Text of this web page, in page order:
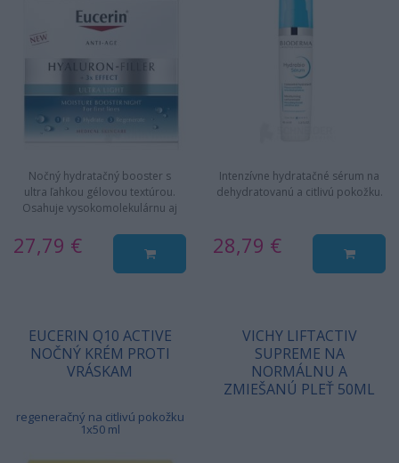
Nočný hydratačný booster s
ultra ľahkou gélovou textúrou.
Osahuje vysokomolekulárnu aj
27,79 €
Intenzívne hydratačné sérum na
dehydratovanú a citlivú pokožku.
28,79 €
EUCERIN Q10 ACTIVE
NOČNÝ KRÉM PROTI
VRÁSKAM
regeneračný na citlivú pokožku
1x50 ml
VICHY LIFTACTIV
SUPREME NA
NORMÁLNU A
ZMIEŠANÚ PLEŤ 50ML